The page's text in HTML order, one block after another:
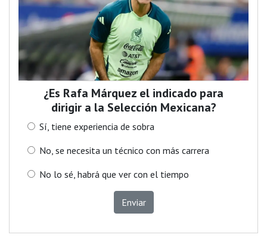
¿Es Rafa Márquez el indicado para
dirigir a la Selección Mexicana?
Sí, tiene experiencia de sobra
No, se necesita un técnico con más carrera
No lo sé, habrá que ver con el tiempo
Enviar